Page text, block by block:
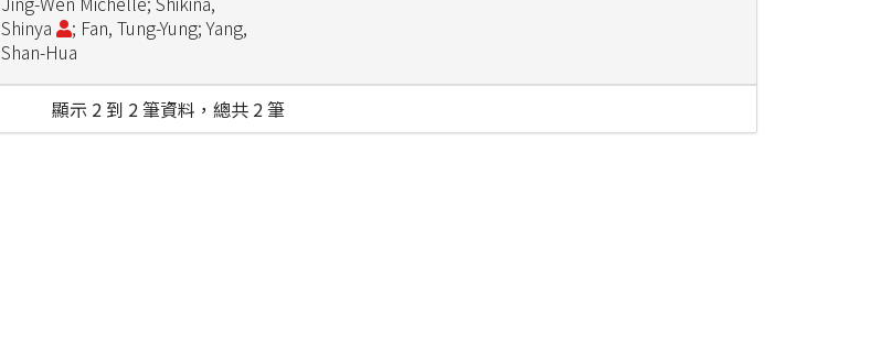
Shinya
; Fan, Tung-Yung; Yang,
Shan-Hua
顯示 2 到 2 筆資料，總共 2 筆